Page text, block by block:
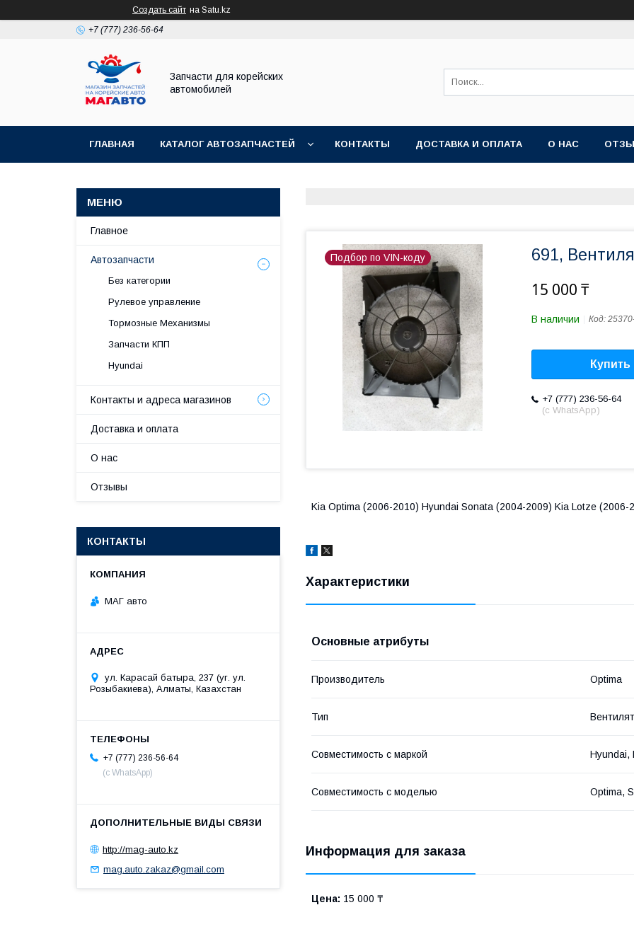
Создать сайт на Satu.kz
+7 (777) 236-56-64
Запчасти для корейских
автомобилей
ГЛАВНАЯ КАТАЛОГ АВТОЗАПЧАСТЕЙ КОНТАКТЫ ДОСТАВКА И ОПЛАТА О НАС
Подбор по VIN-коду 691,
15 000 ₸
В наличии Код:
Купить
+7 (777) 236-56-64
(с WhatsApp)
Kia Optima (2006-2010) Hyundai Sonata (2004-2009) Kia Lotze (2006-
Характеристики
Основные атрибуты
Производитель Optima
Тип
Совместимость с маркой Hyundai,
Совместимость с моделью Optima,
Информация для заказа
Цена: 15 000 ₸
Главное
Автозапчасти
Без категории
Рулевое управление
Тормозные Механизмы
Запчасти КПП
Hyundai
Контакты и адреса магазинов
Доставка и оплата
О нас
Отзывы
КОНТАКТЫ
МАГ авто
ул. Карасай батыра, 237 (уг. ул.
Розыбакиева), Алматы, Казахстан
+7 (777) 236-56-64
(с WhatsApp)
http://mag-auto.kz
mag.auto.zakaz@gmail.com